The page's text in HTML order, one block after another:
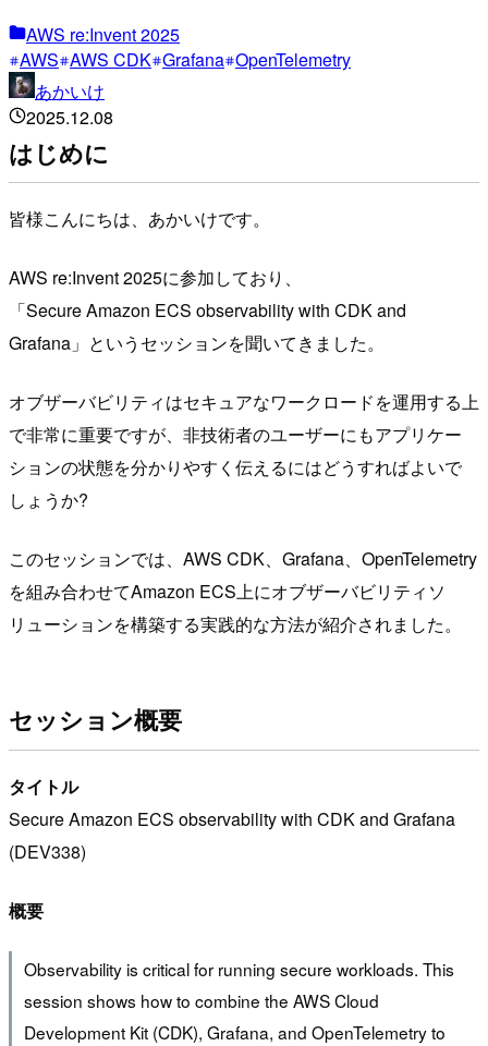
AWS re:Invent 2025
AWS AWS CDK Grafana OpenTelemetry
あかいけ
2025.12.08
はじめに
皆様こんにちは、あかいけです。
AWS re:Invent 2025に参加しており、
「Secure Amazon ECS observability with CDK and
Grafana」というセッションを聞いてきました。
オブザーバビリティはセキュアなワークロードを運用する上
で非常に重要ですが、非技術者のユーザーにもアプリケー
ションの状態を分かりやすく伝えるにはどうすればよいで
しょうか?
このセッションでは、AWS CDK、Grafana、OpenTelemetry
を組み合わせてAmazon ECS上にオブザーバビリティソ
リューションを構築する実践的な方法が紹介されました。
セッション概要
タイトル
Secure Amazon ECS observability with CDK and Grafana
(DEV338)
概要
Observability is critical for running secure workloads. This
session shows how to combine the AWS Cloud
Development Kit (CDK), Grafana, and OpenTelemetry to